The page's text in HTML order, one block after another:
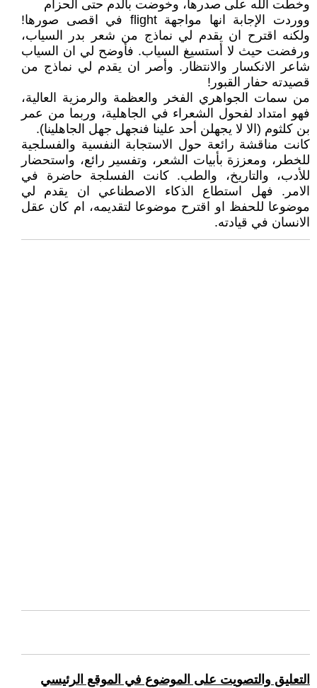
وخطت الله على صدرها، وخوضت بالدم حتى الحزام
ووردت الإجابة انها مواجهة flight في اقصى صورها!
ولكنه اقترح ان يقدم لي نماذج من شعر بدر السياب،
ورفضت حيث لا أستسيغ السياب. فأوضح لي ان السياب
شاعر الانكسار والانتظار. وأصر ان يقدم لي نماذج من
قصيدته حفار القبور!
من سمات الجواهري الفخر والعظمة والرمزية العالية،
فهو امتداد لفحول الشعراء في الجاهلية، وربما من عمر
بن كلثوم (الا لا يجهلن أحد علينا فنجهل جهل الجاهلينا).
كانت مناقشة رائعة حول الاستجابة النفسية والفسلجية
للخطر، ومعززة بأبيات الشعر، وتفسير رائع، واستحضار
للأدب، والتاريخ، والطب. كانت الفسلجة حاضرة في
الامر. فهل استطاع الذكاء الاصطناعي ان يقدم لي
موضوعا للحفظ او اقترح موضوعا لتقديمه، ام كان عقل
الانسان في قيادته.
التعليق والتصويت على الموضوع في الموقع الرئيسي